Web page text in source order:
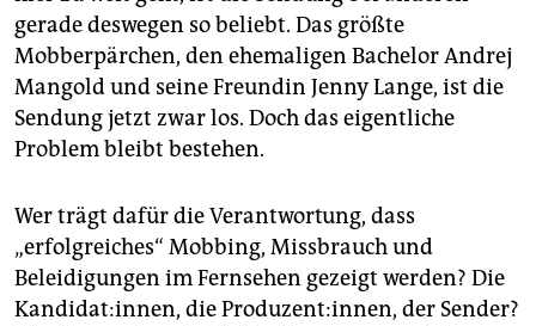
gerade deswegen so beliebt. Das größte
Mobberpärchen, den ehemaligen Bachelor Andrej
Mangold und seine Freundin Jenny Lange, ist die
Sendung jetzt zwar los. Doch das eigentliche
Problem bleibt bestehen.
Wer trägt dafür die Verantwortung, dass
„erfolgreiches“ Mobbing, Missbrauch und
Beleidigungen im Fernsehen gezeigt werden? Die
Kandidat:innen, die Produzent:innen, der Sender?